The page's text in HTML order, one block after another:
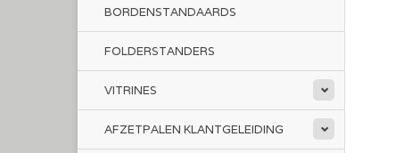
BORDENSTANDAARDS
FOLDERSTANDERS
VITRINES
AFZETPALEN KLANTGELEIDING